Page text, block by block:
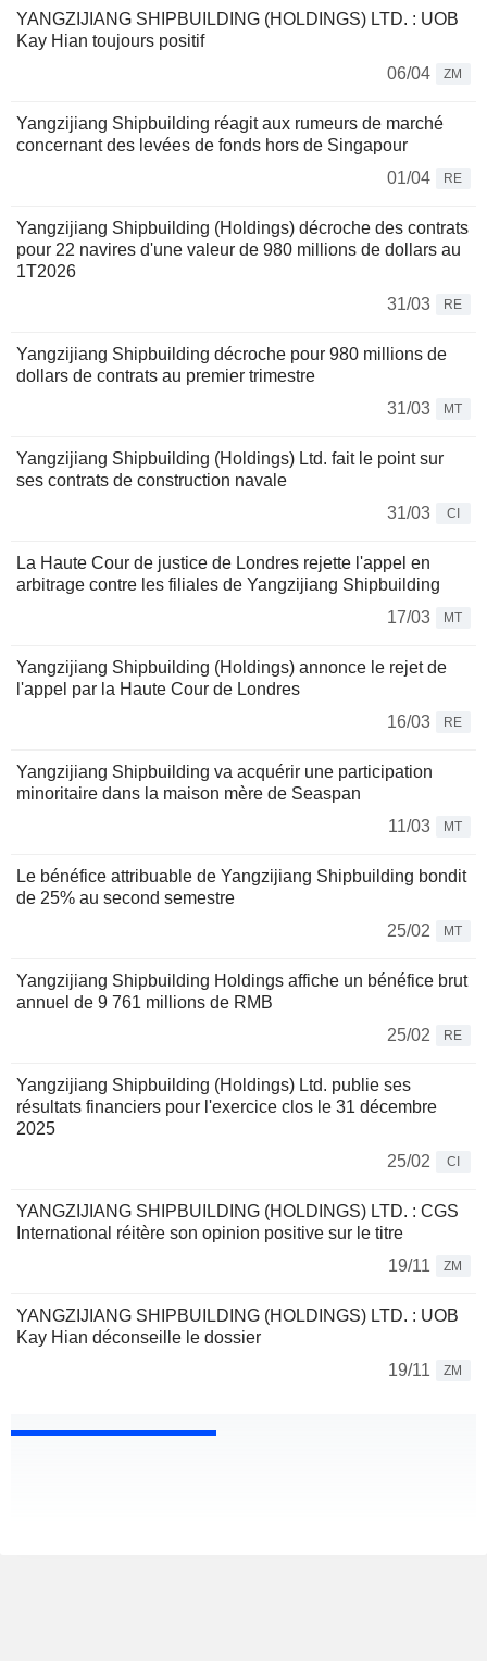
YANGZIJIANG SHIPBUILDING (HOLDINGS) LTD. : UOB
Kay Hian toujours positif
06/04
ZM
Yangzijiang Shipbuilding réagit aux rumeurs de marché
concernant des levées de fonds hors de Singapour
01/04
RE
Yangzijiang Shipbuilding (Holdings) décroche des contrats
pour 22 navires d'une valeur de 980 millions de dollars au
1T2026
31/03
RE
Yangzijiang Shipbuilding décroche pour 980 millions de
dollars de contrats au premier trimestre
31/03
MT
Yangzijiang Shipbuilding (Holdings) Ltd. fait le point sur
ses contrats de construction navale
31/03
CI
La Haute Cour de justice de Londres rejette l'appel en
arbitrage contre les filiales de Yangzijiang Shipbuilding
17/03
MT
Yangzijiang Shipbuilding (Holdings) annonce le rejet de
l'appel par la Haute Cour de Londres
16/03
RE
Yangzijiang Shipbuilding va acquérir une participation
minoritaire dans la maison mère de Seaspan
11/03
MT
Le bénéfice attribuable de Yangzijiang Shipbuilding bondit
de 25% au second semestre
25/02
MT
Yangzijiang Shipbuilding Holdings affiche un bénéfice brut
annuel de 9 761 millions de RMB
25/02
RE
Yangzijiang Shipbuilding (Holdings) Ltd. publie ses
résultats financiers pour l'exercice clos le 31 décembre
2025
25/02
CI
YANGZIJIANG SHIPBUILDING (HOLDINGS) LTD. : CGS
International réitère son opinion positive sur le titre
19/11
ZM
YANGZIJIANG SHIPBUILDING (HOLDINGS) LTD. : UOB
Kay Hian déconseille le dossier
19/11
ZM